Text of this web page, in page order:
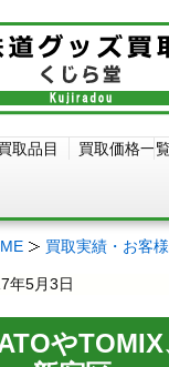
取品目 買取価格一
買取実績・お客
年5月3日
や